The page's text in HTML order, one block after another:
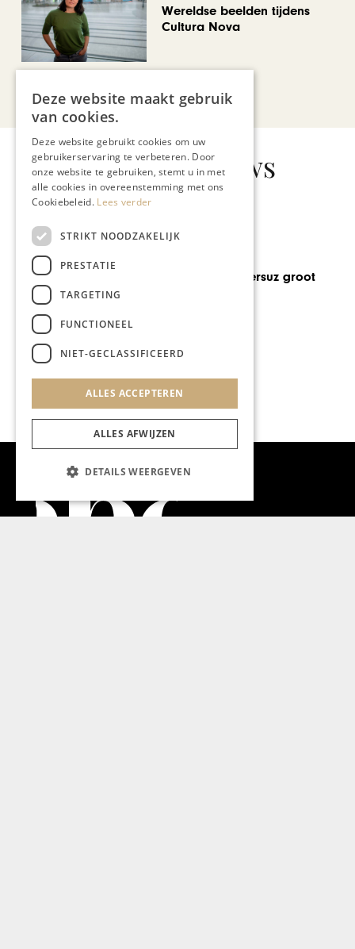
Wereldse beelden tijdens
Cultura Nova
Bekijk alle artikelen
Gerelateerd nieuws
Q-linair goes Versuz groot
Deze website maakt gebruik
van cookies.
Deze website gebruikt cookies om uw
gebruikerservaring te verbeteren. Door
onze website te gebruiken, stemt u in met
alle cookies in overeenstemming met ons
Cookiebeleid. Lees verder
STRIKT NOODZAKELIJK
PRESTATIE
TARGETING
FUNCTIONEEL
NIET-GECLASSIFICEERD
ALLES ACCEPTEREN
ALLES AFWIJZEN
DETAILS WEERGEVEN